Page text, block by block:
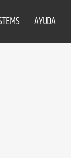
AYUDA